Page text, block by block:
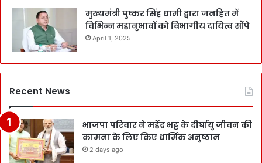
मुख्यमंत्री पुष्कर सिंह धामी द्वारा जनहित में
विभिन्न महानुभावों को विभागीय दायित्व सौंपे
April 1, 2025
Recent News
भाजपा परिवार ने महेंद्र भट्ट के दीर्घायु जीवन की
कामना के लिए किए धार्मिक अनुष्ठान
2 days ago